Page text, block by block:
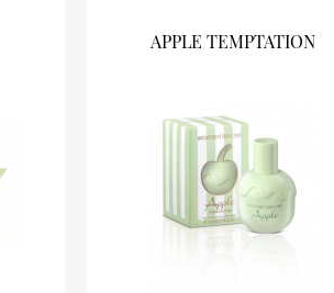
APPLE TEMPTATION